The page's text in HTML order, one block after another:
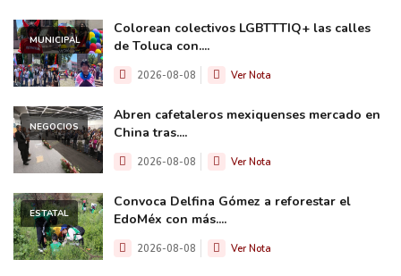
MUNICIPAL
Colorean colectivos LGBTTTIQ+ las calles
de Toluca con....
2026-08-08 Ver Nota
NEGOCIOS
Abren cafetaleros mexiquenses mercado en
China tras....
2026-08-08 Ver Nota
ESTATAL
Convoca Delfina Gómez a reforestar el
EdoMéx con más....
2026-08-08 Ver Nota